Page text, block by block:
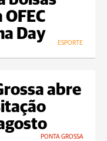
Day
ESPORTE
abre
PONTA GROSSA